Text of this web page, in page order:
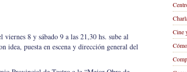
Cine
8 y sábado 9 a las 21,30 hs. sube al
idea, puesta en escena y dirección general del